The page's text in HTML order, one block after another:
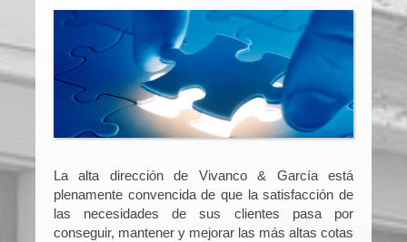
La alta dirección de Vivanco & García está
plenamente convencida de que la satisfacción de
las necesidades de sus clientes pasa por
conseguir, mantener y mejorar las más altas cotas